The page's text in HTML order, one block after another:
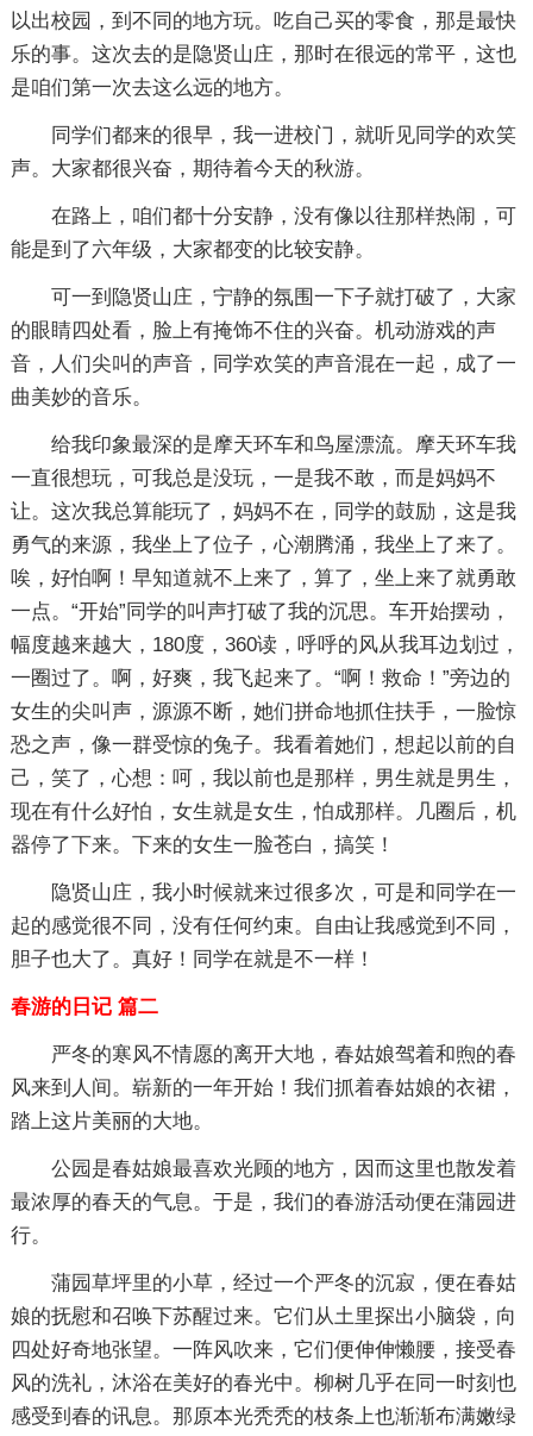
以出校园，到不同的地方玩。吃自己买的零食，那是最快
乐的事。这次去的是隐贤山庄，那时在很远的常平，这也
是咱们第一次去这么远的地方。
同学们都来的很早，我一进校门，就听见同学的欢笑
声。大家都很兴奋，期待着今天的秋游。
在路上，咱们都十分安静，没有像以往那样热闹，可
能是到了六年级，大家都变的比较安静。
可一到隐贤山庄，宁静的氛围一下子就打破了，大家
的眼睛四处看，脸上有掩饰不住的兴奋。机动游戏的声
音，人们尖叫的声音，同学欢笑的声音混在一起，成了一
曲美妙的音乐。
给我印象最深的是摩天环车和鸟屋漂流。摩天环车我
一直很想玩，可我总是没玩，一是我不敢，而是妈妈不
让。这次我总算能玩了，妈妈不在，同学的鼓励，这是我
勇气的来源，我坐上了位子，心潮腾涌，我坐上了来了。
唉，好怕啊！早知道就不上来了，算了，坐上来了就勇敢
一点。“开始”同学的叫声打破了我的沉思。车开始摆动，
幅度越来越大，180度，360读，呼呼的风从我耳边划过，
一圈过了。啊，好爽，我飞起来了。“啊！救命！”旁边的
女生的尖叫声，源源不断，她们拼命地抓住扶手，一脸惊
恐之声，像一群受惊的兔子。我看着她们，想起以前的自
己，笑了，心想：呵，我以前也是那样，男生就是男生，
现在有什么好怕，女生就是女生，怕成那样。几圈后，机
器停了下来。下来的女生一脸苍白，搞笑！
隐贤山庄，我小时候就来过很多次，可是和同学在一
起的感觉很不同，没有任何约束。自由让我感觉到不同，
胆子也大了。真好！同学在就是不一样！
春游的日记 篇二
严冬的寒风不情愿的离开大地，春姑娘驾着和煦的春
风来到人间。崭新的一年开始！我们抓着春姑娘的衣裙，
踏上这片美丽的大地。
公园是春姑娘最喜欢光顾的地方，因而这里也散发着
最浓厚的春天的气息。于是，我们的春游活动便在蒲园进
行。
蒲园草坪里的小草，经过一个严冬的沉寂，便在春姑
娘的抚慰和召唤下苏醒过来。它们从土里探出小脑袋，向
四处好奇地张望。一阵风吹来，它们便伸伸懒腰，接受春
风的洗礼，沐浴在美好的春光中。柳树几乎在同一时刻也
感受到春的讯息。那原本光秃秃的枝条上也渐渐布满嫩绿